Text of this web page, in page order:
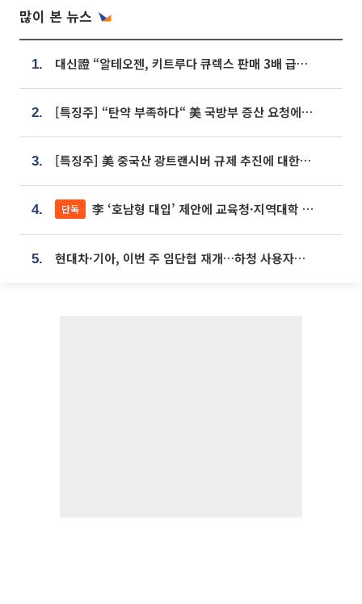
많이 본 뉴스
1. 대신證 “알테오젠, 키트루다 큐렉스 판매 3배 급증…목표가 41만원 상향”
2. [특징주] “탄약 부족하다“ 美 국방부 증산 요청에⋯국내 방산주 급등세
3. [특징주] 美 중국산 광트랜시버 규제 추진에 대한광통신 등 광통신株 강세
4. 단독 李 ‘호남형 대입’ 제안에 교육청·지역대학 서·논술형 입시 연계 '착수'
5. 현대차·기아, 이번 주 임단협 재개…하청 사용자성 재심도 ‘변수’